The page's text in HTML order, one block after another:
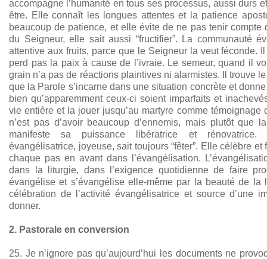
accompagne l’humanité en tous ses processus, aussi durs
être. Elle connaît les longues attentes et la patience
beaucoup de patience, et elle évite de ne pas tenir
du Seigneur, elle sait aussi “fructifier”. La communauté
attentive aux fruits, parce que le Seigneur la veut féconde.
perd pas la paix à cause de l’ivraie. Le semeur, quand il
grain n’a pas de réactions plaintives ni alarmistes. Il trouve
que la Parole s’incarne dans une situation concrète et
bien qu’apparemment ceux-ci soient imparfaits et
vie entière et la jouer jusqu’au martyre comme témoignage
n’est pas d’avoir beaucoup d’ennemis, mais plutôt que
manifeste sa puissance libératrice et rénovatrice.
évangélisatrice, joyeuse, sait toujours “fêter”. Elle célèbre
chaque pas en avant dans l’évangélisation.
dans la liturgie, dans l’exigence quotidienne de faire
évangélise et s’évangélise elle-même par la beauté de la
célébration de l’activité évangélisatrice et source d’une
donner.
2. Pastorale en conversion
25. Je n’ignore pas qu’aujourd’hui les documents ne